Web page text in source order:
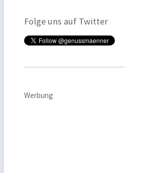
Folge uns auf Twitter
Werbung